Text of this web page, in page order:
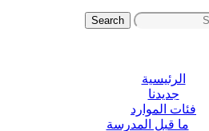
Search
الرئيسية
جديدنا
فئات الموارد
ما قبل المدرسة